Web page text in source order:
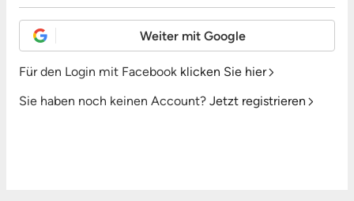
Weiter mit Google
Für den Login mit Facebook klicken Sie hier
Sie haben noch keinen Account? Jetzt registrieren